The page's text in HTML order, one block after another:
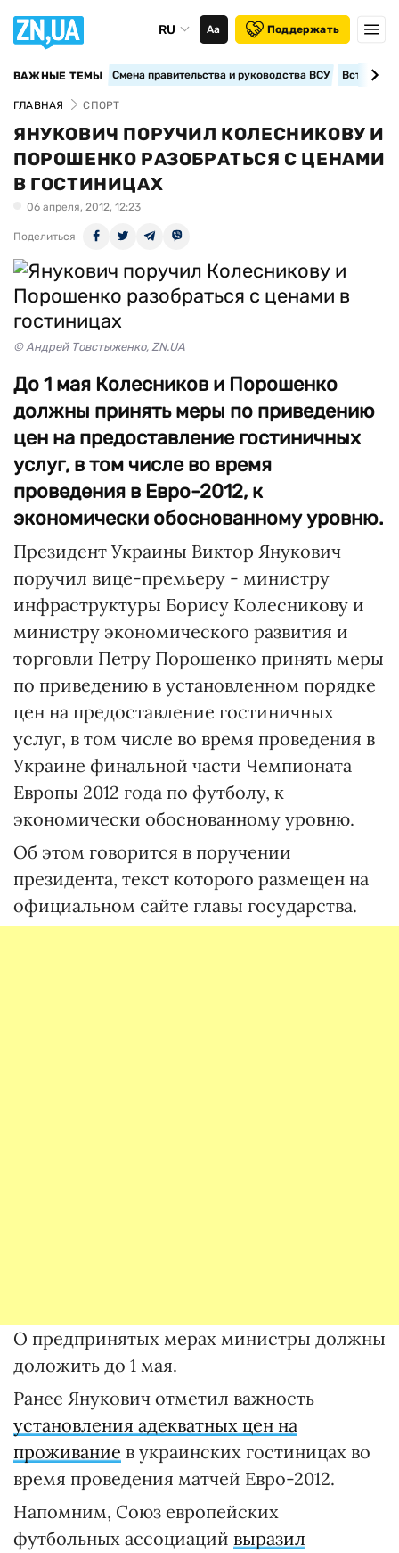
RU Аа Поддержать
ВАЖНЫЕ ТЕМЫ Смена правительства и руководства ВСУ
ГЛАВНАЯ СПОРТ
ЯНУКОВИЧ ПОРУЧИЛ КОЛЕСНИКОВУ И
ПОРОШЕНКО РАЗОБРАТЬСЯ С ЦЕНАМИ
В ГОСТИНИЦАХ
06 апреля, 2012, 12:23
Поделиться
© Андрей Товстыженко, ZN.UA
До 1 мая Колесников и Порошенко
должны принять меры по приведению
цен на предоставление гостиничных
услуг, в том числе во время
проведения в Евро-2012, к
экономически обоснованному уровню.
Президент Украины Виктор Янукович
поручил вице-премьеру - министру
инфраструктуры Борису Колесникову и
министру экономического развития и
торговли Петру Порошенко принять меры
по приведению в установленном порядке
цен на предоставление гостиничных
услуг, в том числе во время проведения в
Украине финальной части Чемпионата
Европы 2012 года по футболу, к
экономически обоснованному уровню.
Об этом говорится в поручении
президента, текст которого размещен на
официальном сайте главы государства.
О предпринятых мерах министры должны
доложить до 1 мая.
Ранее Янукович отметил важность
установления адекватных цен на
проживание в украинских гостиницах во
время проведения матчей Евро-2012.
Напомним, Союз европейских
футбольных ассоциаций выразил